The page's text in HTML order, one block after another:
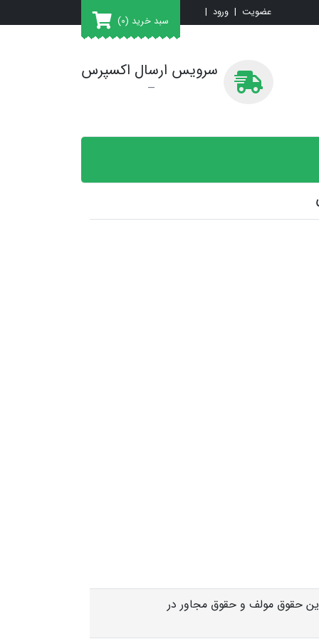
عضویت | ورود |
سبد خرید (0)
سرویس ارسال اکسپرس
حقوق مولف و حقوق مجاور در